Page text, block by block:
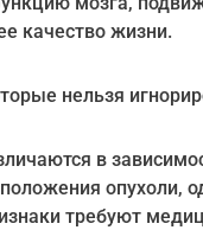
качество жизни.
нельзя
в
опухоли,
требуют